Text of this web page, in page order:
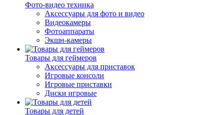
Фото-видео техника
Аксессуары для фото и видео
Видеокамеры
Фотоаппараты
Экшн-камеры
Товары для геймеров
Аксессуары для приставок
Игровые консоли
Игровые приставки
Диски игровые
Товары для детей